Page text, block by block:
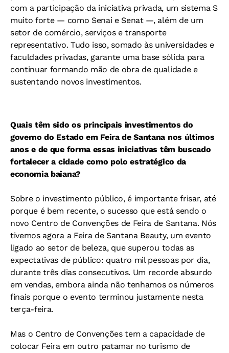
com a participação da iniciativa privada, um sistema S
muito forte — como Senai e Senat —, além de um
setor de comércio, serviços e transporte
representativo. Tudo isso, somado às universidades e
faculdades privadas, garante uma base sólida para
continuar formando mão de obra de qualidade e
sustentando novos investimentos.
Quais têm sido os principais investimentos do
governo do Estado em Feira de Santana nos últimos
anos e de que forma essas iniciativas têm buscado
fortalecer a cidade como polo estratégico da
economia baiana?
Sobre o investimento público, é importante frisar, até
porque é bem recente, o sucesso que está sendo o
novo Centro de Convenções de Feira de Santana. Nós
tivemos agora a Feira de Santana Beauty, um evento
ligado ao setor de beleza, que superou todas as
expectativas de público: quatro mil pessoas por dia,
durante três dias consecutivos. Um recorde absurdo
em vendas, embora ainda não tenhamos os números
finais porque o evento terminou justamente nesta
terça-feira.
Mas o Centro de Convenções tem a capacidade de
colocar Feira em outro patamar no turismo de